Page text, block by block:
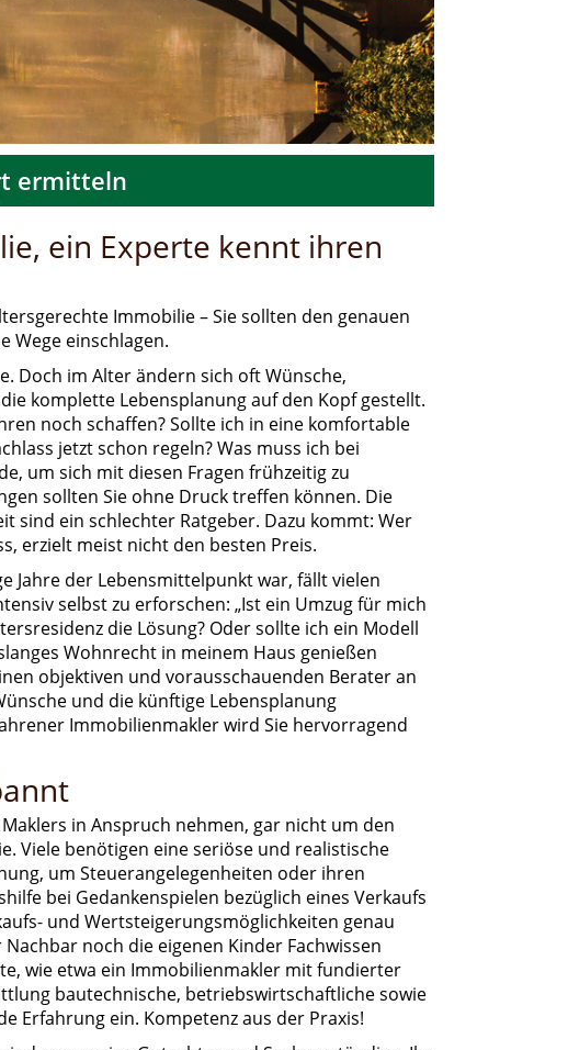
ermitteln
ein Experte kennt ihren
Immobilie – Sie sollten den genauen
Wege einschlagen.
Doch im Alter ändern sich oft Wünsche,
komplette Lebensplanung auf den Kopf gestellt.
noch schaffen? Sollte ich in eine komfortable
jetzt schon regeln? Was muss ich bei
um sich mit diesen Fragen frühzeitig zu
sollten Sie ohne Druck treffen können. Die
sind ein schlechter Ratgeber. Dazu kommt: Wer
erzielt meist nicht den besten Preis.
Jahre der Lebensmittelpunkt war, fällt vielen
selbst zu erforschen: „Ist ein Umzug für mich
die Lösung? Oder sollte ich ein Modell
Wohnrecht in meinem Haus genießen
objektiven und vorausschauenden Berater an
und die künftige Lebensplanung
Immobilienmakler wird Sie hervorragend
in Anspruch nehmen, gar nicht um den
Viele benötigen eine seriöse und realistische
um Steuerangelegenheiten oder ihren
bei Gedankenspielen bezüglich eines Verkaufs
und Wertsteigerungsmöglichkeiten genau
noch die eigenen Kinder Fachwissen
wie etwa ein Immobilienmakler mit fundierter
bautechnische, betriebswirtschaftliche sowie
Erfahrung ein. Kompetenz aus der Praxis!